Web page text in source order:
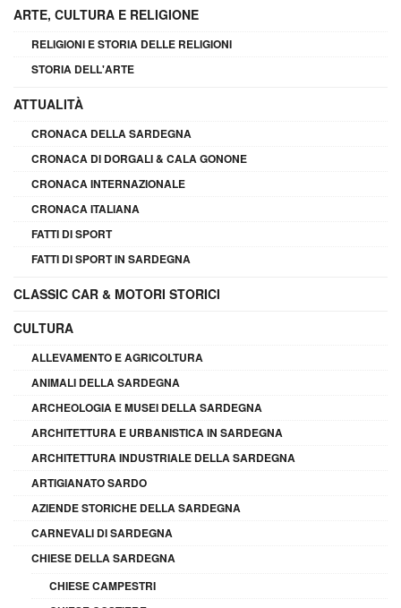
ARTE, CULTURA E RELIGIONE
RELIGIONI E STORIA DELLE RELIGIONI
STORIA DELL'ARTE
ATTUALITÀ
CRONACA DELLA SARDEGNA
CRONACA DI DORGALI & CALA GONONE
CRONACA INTERNAZIONALE
CRONACA ITALIANA
FATTI DI SPORT
FATTI DI SPORT IN SARDEGNA
CLASSIC CAR & MOTORI STORICI
CULTURA
ALLEVAMENTO E AGRICOLTURA
ANIMALI DELLA SARDEGNA
ARCHEOLOGIA E MUSEI DELLA SARDEGNA
ARCHITETTURA E URBANISTICA IN SARDEGNA
ARCHITETTURA INDUSTRIALE DELLA SARDEGNA
ARTIGIANATO SARDO
AZIENDE STORICHE DELLA SARDEGNA
CARNEVALI DI SARDEGNA
CHIESE DELLA SARDEGNA
CHIESE CAMPESTRI